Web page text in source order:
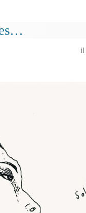
il